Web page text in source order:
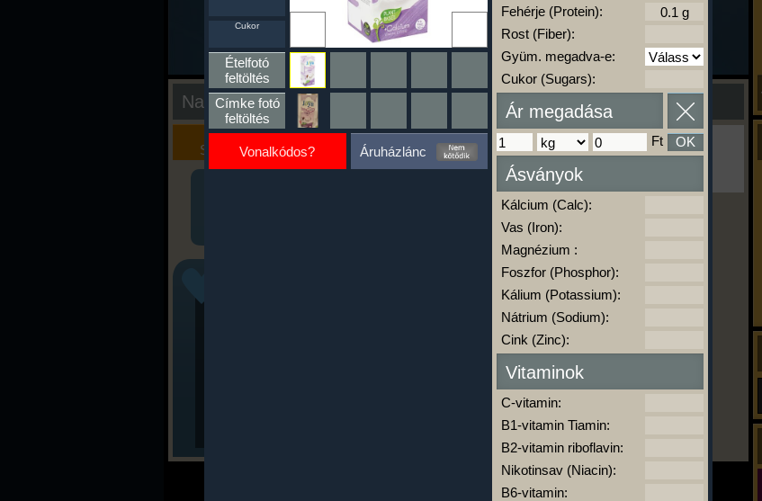
Nap kiértékelése
Kalória
Szimulátor
Szöveges
Értékelés
Ha ma már nem eszel/sportolsz többet,
kattints a kiértékelésre!
A Kalória Szimulátor Prémium funkció.
kalóriabázis.hu
Cukor
Ételfotó
feltöltés
Címke fotó
feltöltés
Vonalkódos? Áruházlánc
Fehérje (Protein):
Rost (Fiber):
Gyüm. megadva-e:
Cukor (Sugars):
Ár megadása
Ft OK
Ásványok
Kálcium (Calc):
Vas (Iron):
Magnézium :
Foszfor (Phosphor):
Kálium (Potassium):
Nátrium (Sodium):
Cink (Zinc):
Vitaminok
C-vitamin:
B1-vitamin Tiamin:
B2-vitamin riboflavin:
Nikotinsav (Niacin):
B6-vitamin: